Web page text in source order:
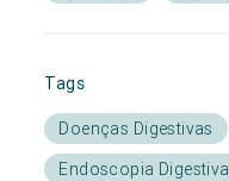
Tags
Doenças Digestivas
Endoscopia Digestiva